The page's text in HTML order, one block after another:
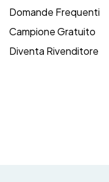
Domande Frequenti
Campione Gratuito
Diventa Rivenditore